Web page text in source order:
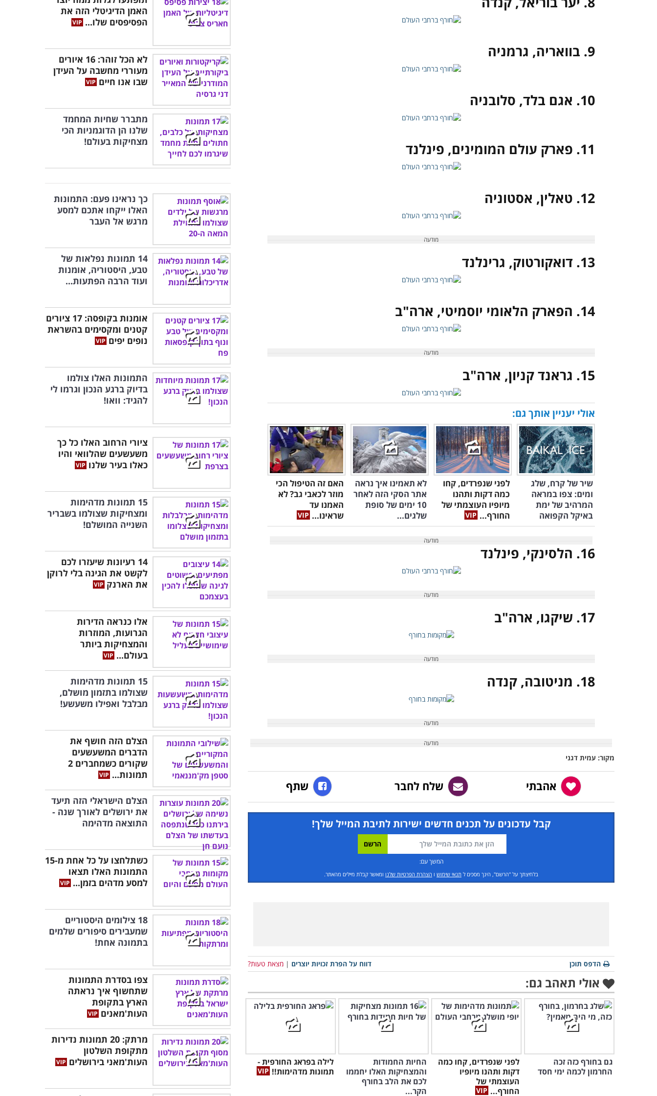
9. בוואריה, גרמניה
10. אגם בלד, סלובניה
11. פארק עולם המומינים, פינלנד
12. טאלין, אסטוניה
13. דואקורטוק, גרינלנד
14. הפארק הלאומי יוסמיטי, ארה"ב
15. גראנד קניון, ארה"ב
אולי יעניין אותך גם:
שיר של קרח, שלג
ומים: צפו במראה
המרהיב של ימת
באיקל הקפואה
לפני שנפרדים, קחו
כמה דקות ותהנו
מיופיו העוצמתי של
החורף...
לא תאמינו איך נראה
אתר הסקי הזה לאחר
10 ימים של סופת
שלגים...
האם זה הטיפול הכי
מוזר לכאבי גב? לא
האמנו עד
שראינו...
16. הלסינקי, פינלנד
17. שיקגו, ארה"ב
18. מניטובה, קנדה
מקור: עמית דגני
אהבתי שלח לחבר שתף
קבל עדכונים על תכנים חדשים ישירות לתיבת המייל שלך!
המשך עם:
בלחיצתך על "הרשם", הינך מסכים ל תנאי שימוש ו הצהרת הפרטיות שלנו ומאשר קבלת מיילים מהאתר.
דווח על הפרת זכויות יוצרים | מצאת טעות? הדפס תוכן
אולי תאהב גם:
גם בחורף כזה זכה
החרמון לכמה ימי חסד
לפני שנפרדים, קחו כמה
דקות ותהנו מיופיו
העוצמתי של
החורף...
החיות החמודות
והמצחיקות האלו יחממו
לכם את הלב בחורף
הקר...
לילה בפראג החורפית -
תמונות מדהימות!!
האמן הדיגיטלי הזה את
הפסיפסים שלו...
לא הכל זוהר: 16 איורים
מעוררי מחשבה על העידן
שבו אנו חיים
מתברר שחיות המחמד
שלנו הן הדוגמניות הכי
מצחיקות בעולם!
כך נראינו פעם: התמונות
האלו ייקחו אתכם למסע
מרגש אל העבר
14 תמונות נפלאות של
טבע, היסטוריה, אומנות
ועוד הרבה הפתעות...
אומנות בקופסה: 17 ציורים
קטנים ומקסימים בהשראת
נופים יפים
התמונות האלו צולמו
בדיוק ברגע הנכון וגרמו לי
להגיד: וואו!
ציורי הרחוב האלו כל כך
משעשעים שהלוואי והיו
כאלו בעיר שלנו
15 תמונות מדהימות
ומצחיקות שצולמו בשבריר
השנייה המושלם!
14 רעיונות שיעזרו לכם
לקשט את הגינה בלי לרוקן
את הארנק
אלו כנראה הדירות
הגרועות, המוזרות
והמצחיקות ביותר
בעולם...
15 תמונות מדהימות
שצולמו בתזמון מושלם,
מבלבל ואפילו משעשע!
הצלם הזה חושף את
הדברים המשעשעים
שקורים כשמחברים 2
תמונות...
הצלם הישראלי הזה תיעד
את ירושלים לאורך שנה -
התוצאה מדהימה
כשתלחצו על כל אחת מ-15
התמונות האלו תצאו
למסע מדהים בזמן...
18 צילומים היסטוריים
שמעבירים סיפורים שלמים
בתמונה אחת!
צפו בסדרת התמונות
שתחשוף איך נראתה
הארץ בתקופת
העות'מאנים
מרתק: 20 תמונות נדירות
מתקופת השלטון
העות'מאני בירושלים